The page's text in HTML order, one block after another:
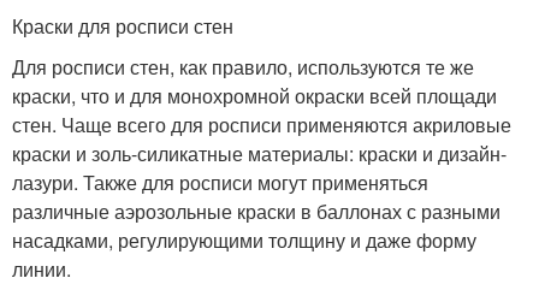
Краски для росписи стен
Для росписи стен, как правило, используются те же
краски, что и для монохромной окраски всей площади
стен. Чаще всего для росписи применяются акриловые
краски и золь-силикатные материалы: краски и дизайн-
лазури. Также для росписи могут применяться
различные аэрозольные краски в баллонах с разными
насадками, регулирующими толщину и даже форму
линии.